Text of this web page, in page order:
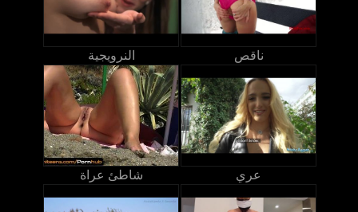
النرويجية ناقص
شاطئ عراة عري